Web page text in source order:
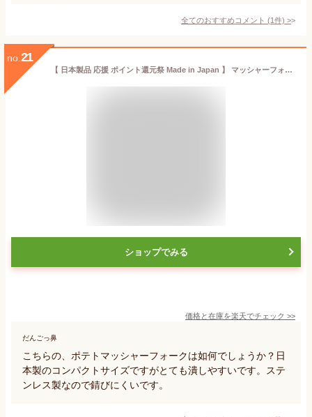
全てのおすすめコメント (1件) >
no. 21
【 日本製品 応援 ポイント還元祭 Made in Japan 】 マッシャーフォーク UCS8 UCHICOOK オークス | マッシャー ポテトマッシャー ステンレス 日本製 燕三条 マッシュポテト ポテトサラダ じゃがいも さつまいも 野菜 果物 ポテト 常備菜 離乳食 キッチンツール 調理器具
ショップでみる
価格と在庫を楽天でチェック >>
だんごっ鼻
こちらの、ポテトマッシャーフォークは如何でしょうか？日
本製のコンパクトサイズですがとても潰しやすいです。ステ
ンレス製なので錆びにくいです。